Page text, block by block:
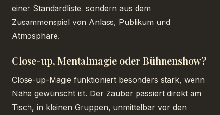
einer Standardliste, sondern aus dem
Zusammenspiel von Anlass, Publikum und
Atmosphäre.
Close-up, Mentalmagie oder Bühnenshow?
Close-up-Magie funktioniert besonders stark, wenn
Nähe gewünscht ist. Der Zauber passiert direkt am
Tisch, in kleinen Gruppen, unmittelbar vor den